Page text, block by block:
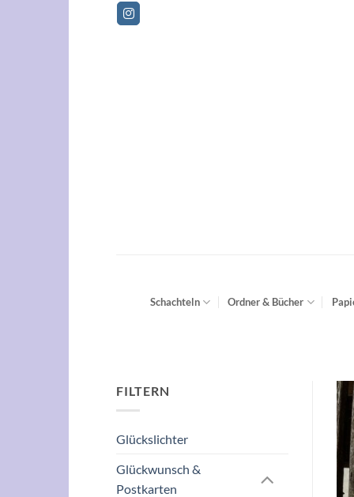
Schachteln Ordner & Bücher
FILTERN
Glückslichter
Glückwunsch &
Postkarten